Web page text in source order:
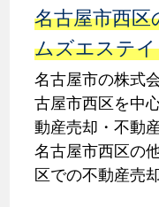
名古屋市西
ムズエステ
名古屋市の株式
古屋市西区を中
動産売却・不動
名古屋市西区の
区での不動産売